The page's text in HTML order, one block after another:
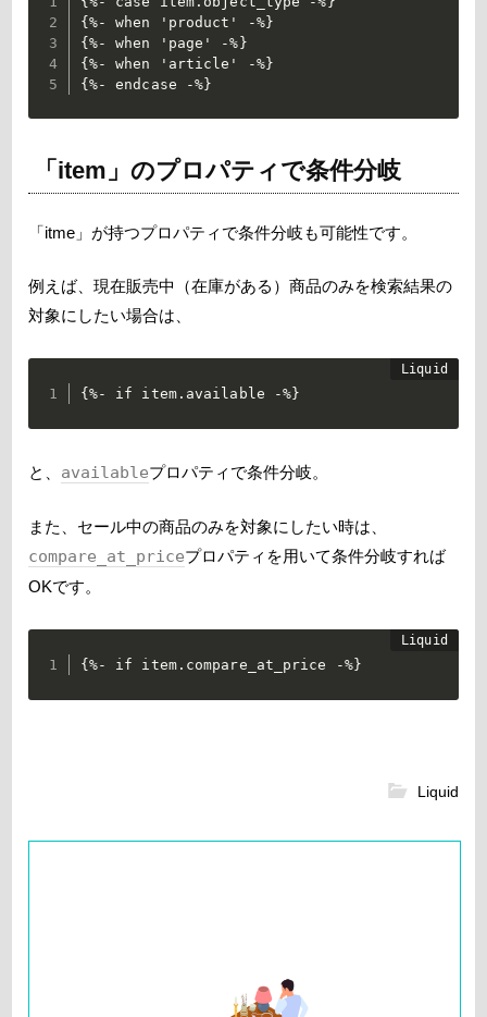
{%- when 'product' -%}
{%- when 'page' -%}
{%- when 'article' -%}
{%- endcase -%}
「item」のプロパティで条件分岐
「itme」が持つプロパティで条件分岐も可能性です。
例えば、現在販売中（在庫がある）商品のみを検索結果の
対象にしたい場合は、
{%- if item.available -%}
と、 availableプロパティで条件分岐。
また、セール中の商品のみを対象にしたい時は、
compare_at_priceプロパティを用いて条件分岐すれば
OKです。
{%- if item.compare_at_price -%}
Liquid